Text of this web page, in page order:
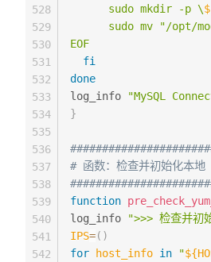
      sudo mkdir -p \
sudo mv "/opt/
EOF
fi
done
log_info
"MySQL
}
# 函数：检查并初始化本地
function
log_info
">>> 检查并初
IPS=( )
for
host_info in "
528
529
530
531
532
533
534
535
536
537
538
539
540
541
542